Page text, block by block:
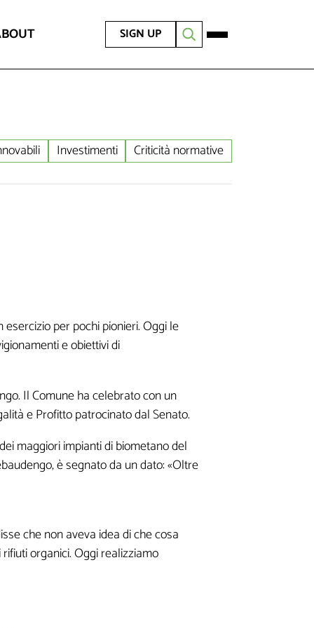
SIGN UP
Investimenti Criticità normative
per pochi pionieri. Oggi le
e obiettivi di
Il Comune ha celebrato con un
e Profitto patrocinato dal Senato.
maggiori impianti di biometano del
è segnato da un dato: «Oltre
che non aveva idea di che cosa
organici. Oggi realizziamo
contenuti